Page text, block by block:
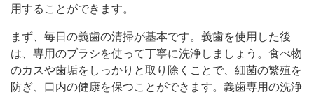
用することができます。
まず、毎日の義歯の清掃が基本です。義歯を使用した後
は、専用のブラシを使って丁寧に洗浄しましょう。食べ物
のカスや歯垢をしっかりと取り除くことで、細菌の繁殖を
防ぎ、口内の健康を保つことができます。義歯専用の洗浄